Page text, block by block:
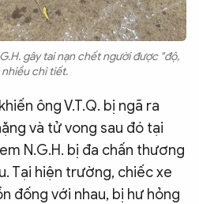
gây tai nạn chết người được "độ,
chi tiết.
ông V.T.Q. bị ngã ra
và tử vong sau đó tại
em N.G.H. bị đa chấn thương
Tại hiện trường, chiếc xe
đống với nhau, bị hư hỏng